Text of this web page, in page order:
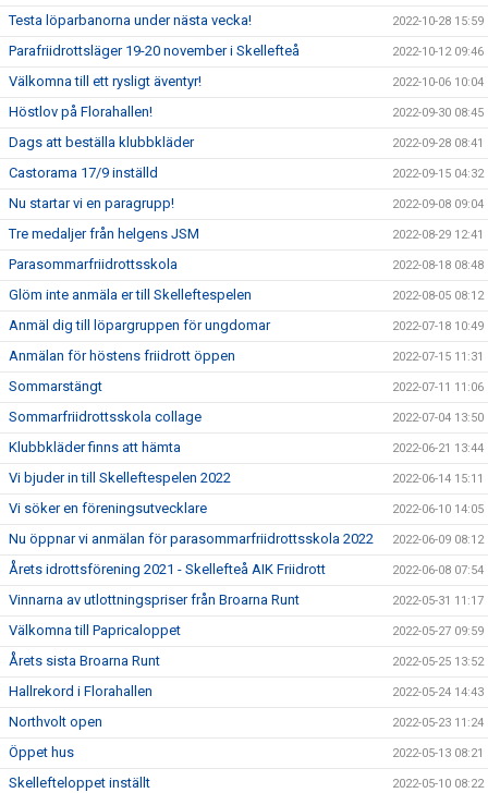
Testa löparbanorna under nästa vecka! 2022-10-28 15:59
Parafriidrottsläger 19-20 november i Skellefteå 2022-10-12 09:46
Välkomna till ett rysligt äventyr! 2022-10-06 10:04
Höstlov på Florahallen! 2022-09-30 08:45
Dags att beställa klubbkläder 2022-09-28 08:41
Castorama 17/9 inställd 2022-09-15 04:32
Nu startar vi en paragrupp! 2022-09-08 09:04
Tre medaljer från helgens JSM 2022-08-29 12:41
Parasommarfriidrottsskola 2022-08-18 08:48
Glöm inte anmäla er till Skelleftespelen 2022-08-05 08:12
Anmäl dig till löpargruppen för ungdomar 2022-07-18 10:49
Anmälan för höstens friidrott öppen 2022-07-15 11:31
Sommarstängt 2022-07-11 11:06
Sommarfriidrottsskola collage 2022-07-04 13:50
Klubbkläder finns att hämta 2022-06-21 13:44
Vi bjuder in till Skelleftespelen 2022 2022-06-14 15:11
Vi söker en föreningsutvecklare 2022-06-10 14:05
Nu öppnar vi anmälan för parasommarfriidrottsskola 2022 2022-06-09 08:12
Årets idrottsförening 2021 - Skellefteå AIK Friidrott 2022-06-08 07:54
Vinnarna av utlottningspriser från Broarna Runt 2022-05-31 11:17
Välkomna till Papricaloppet 2022-05-27 09:59
Årets sista Broarna Runt 2022-05-25 13:52
Hallrekord i Florahallen 2022-05-24 14:43
Northvolt open 2022-05-23 11:24
Öppet hus 2022-05-13 08:21
Skellefteloppet inställt 2022-05-10 08:22